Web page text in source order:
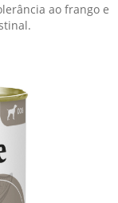
ao frango e